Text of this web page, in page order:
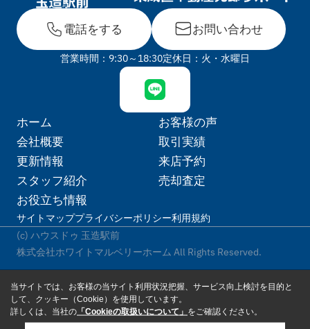
電話をする お問い合わせ
営業時間：9:30～18:30定休日：火・水曜日
ホーム
会社概要
更新情報
スタッフ紹介
お役立ち情報
お客様の声
取引実績
来店予約
売却査定
サイトマッププライバシーポリシー利用規約
(c) ハウスドゥ 玉造駅前
株式会社ホワイトマルベリーホーム All Rights Reserved.
当サイトでは、お客様の当サイト利用状況把握、サービス向上検討を目的と
して、クッキー（Cookie）を使用しています。
詳しくは、当社の 「Cookieの取扱いについて」 をご確認ください。